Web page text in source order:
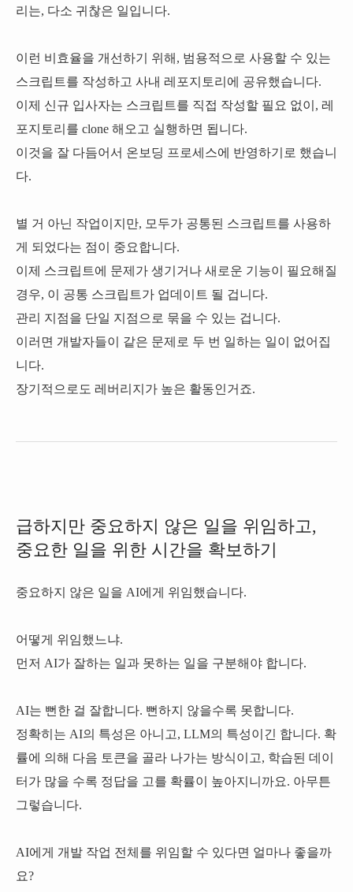
리는, 다소 귀찮은 일입니다.
이런 비효율을 개선하기 위해, 범용적으로 사용할 수 있는
스크립트를 작성하고 사내 레포지토리에 공유했습니다.
이제 신규 입사자는 스크립트를 직접 작성할 필요 없이, 레
포지토리를 clone 해오고 실행하면 됩니다.
이것을 잘 다듬어서 온보딩 프로세스에 반영하기로 했습니
다.
별 거 아닌 작업이지만, 모두가 공통된 스크립트를 사용하
게 되었다는 점이 중요합니다.
이제 스크립트에 문제가 생기거나 새로운 기능이 필요해질
경우, 이 공통 스크립트가 업데이트 될 겁니다.
관리 지점을 단일 지점으로 묶을 수 있는 겁니다.
이러면 개발자들이 같은 문제로 두 번 일하는 일이 없어집
니다.
장기적으로도 레버리지가 높은 활동인거죠.
급하지만 중요하지 않은 일을 위임하고,
중요한 일을 위한 시간을 확보하기
중요하지 않은 일을 AI에게 위임했습니다.
어떻게 위임했느냐.
먼저 AI가 잘하는 일과 못하는 일을 구분해야 합니다.
AI는 뻔한 걸 잘합니다. 뻔하지 않을수록 못합니다.
정확히는 AI의 특성은 아니고, LLM의 특성이긴 합니다. 확
률에 의해 다음 토큰을 골라 나가는 방식이고, 학습된 데이
터가 많을 수록 정답을 고를 확률이 높아지니까요. 아무튼
그렇습니다.
AI에게 개발 작업 전체를 위임할 수 있다면 얼마나 좋을까
요?